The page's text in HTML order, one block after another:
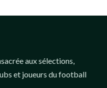
aux sélections,
et joueurs du football